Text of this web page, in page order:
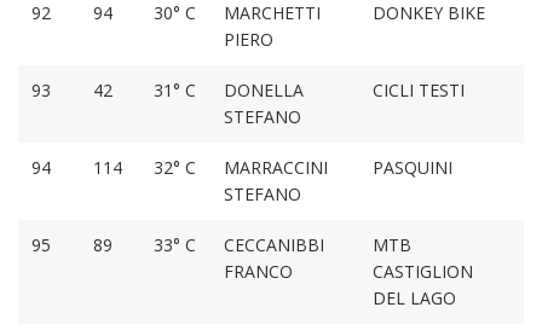
92 94 30° C
MARCHETTI
PIERO
DONKEY BIKE
93 42 31° C
DONELLA
STEFANO
CICLI TESTI
94 114 32° C
MARRACCINI
STEFANO
PASQUINI
95 89 33° C
CECCANIBBI
FRANCO
MTB
CASTIGLION
DEL LAGO